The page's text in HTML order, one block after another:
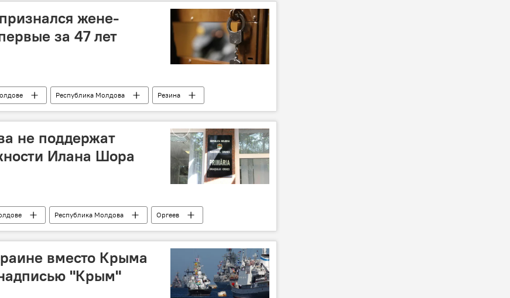
жене-
за 47 лет
Республика Молдова
Резина
не поддержат
Илана Шора
Республика Молдова
Оргеев
примар
голосование
вместо Крыма
"Крым"